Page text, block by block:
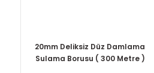
20mm Deliksiz Düz Damlama
Sulama Borusu ( 300 Metre )